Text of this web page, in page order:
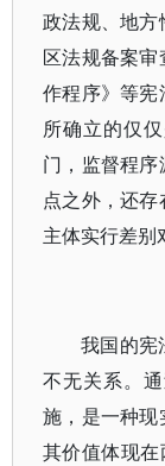
政法规、地
区法规备案
作程序》等
所确立的仅
门，监督程
点之外，还
主体实行差别
我国的宪
不无关系。
施，是一种现
其价值体现在